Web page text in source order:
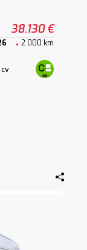
38.130 €
2.000 km
cv